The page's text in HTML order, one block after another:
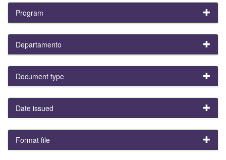
Program
Departamento
Document type
Date issued
Format file